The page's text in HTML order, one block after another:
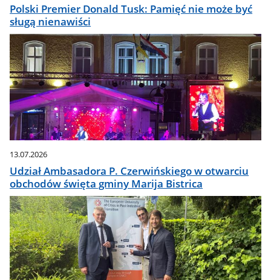
Polski Premier Donald Tusk: Pamięć nie może być
sługą nienawiści
13.07.2026
Udział Ambasadora P. Czerwińskiego w otwarciu
obchodów święta gminy Marija Bistrica